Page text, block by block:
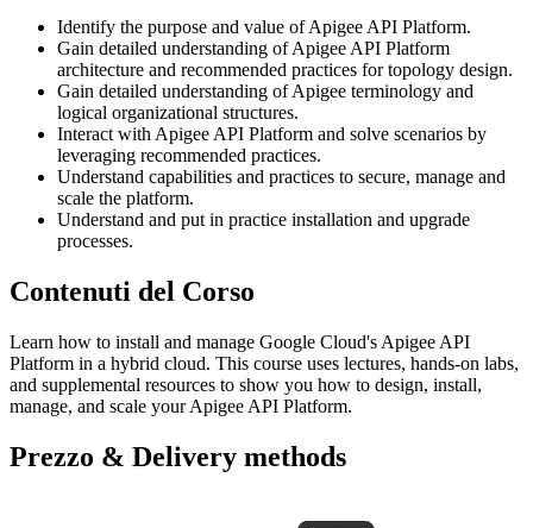
Identify the purpose and value of Apigee API Platform.
Gain detailed understanding of Apigee API Platform
architecture and recommended practices for topology design.
Gain detailed understanding of Apigee terminology and
logical organizational structures.
Interact with Apigee API Platform and solve scenarios by
leveraging recommended practices.
Understand capabilities and practices to secure, manage and
scale the platform.
Understand and put in practice installation and upgrade
processes.
Contenuti del Corso
Learn how to install and manage Google Cloud's Apigee API
Platform in a hybrid cloud. This course uses lectures, hands-on labs,
and supplemental resources to show you how to design, install,
manage, and scale your Apigee API Platform.
Prezzo & Delivery methods